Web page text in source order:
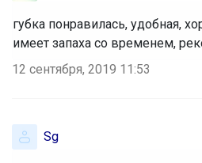
губка понравилась, удобная,
имеет запаха со временем,
12 сентября, 2019 11:53
Sg